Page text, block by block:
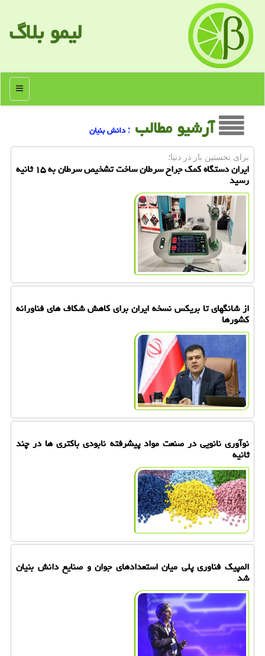
لیمو بلاگ
منو
آرشیو مطالب : دانش بنیان
برای نخستین بار در دنیا؛
ایران دستگاه کمک جراح سرطان ساخت تشخیص سرطان به ۱۵ ثانیه
رسید
از شانگهای تا بریکس نسخه ایران برای کاهش شکاف های فناورانه
کشورها
نوآوری نانویی در صنعت مواد پیشرفته نابودی باکتری ها در چند
ثانیه
المپیک فناوری پلی میان استعدادهای جوان و صنایع دانش بنیان
شد